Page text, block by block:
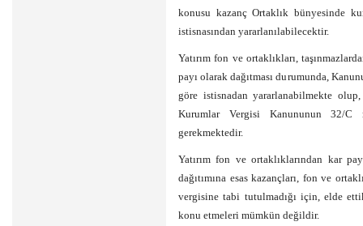
konusu kazanç Ortaklık bünyesinde
istisnasından yararlanılabilecektir.
Yatırım fon ve ortaklıkları,
payı olarak dağıtması durumunda,
göre istisnadan yararlanabilmekte
Kurumlar Vergisi Kanununun 32/C
gerekmektedir.
Yatırım fon ve ortaklıklarından kar
dağıtımına esas kazançları, fon ve
vergisine tabi tutulmadığı için, elde
konu etmeleri mümkün değildir.